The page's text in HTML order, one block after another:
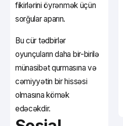
fikirlərini öyrənmək üçün
sorğular aparın.
Bu cür tədbirlər
oyunçuların daha bir-birilə
münasibət qurmasına və
cəmiyyətin bir hissəsi
olmasına kömək
edəcəkdir.